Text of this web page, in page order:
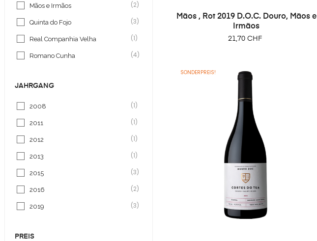
Mãos e Irmãos (2)
Quinta do Fojo (3)
Real Companhia Velha (1)
Romano Cunha (4)
JAHRGANG
2008 (1)
2011 (1)
2012 (1)
2013 (1)
2015 (3)
2016 (2)
2019 (3)
PREIS
Mãos , Rot 2019 D.O.C. Douro, Mãos e
Irmãos
Preis
21,70 CHF
SONDERPREIS!